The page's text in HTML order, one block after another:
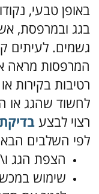
באופן טבעי,
בגג ובמרפסת,
גשמים. לעיתים
המרפסות מראה
רטיבות בקירות
לחשוד שהגג או
רצוי לבצע
לפי השלבים
הצפת הגג
שימוש